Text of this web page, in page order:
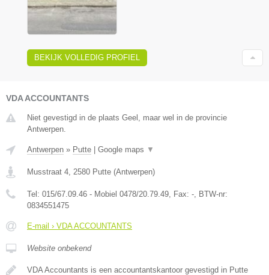
BEKIJK VOLLEDIG PROFIEL
VDA ACCOUNTANTS
Niet gevestigd in de plaats Geel, maar wel in de provincie
Antwerpen.
Antwerpen » Putte | Google maps ▼
Musstraat 4 2580 Putte (Antwerpen)
Tel: 015/67.09.46 - Mobiel 0478/20.79.49 , Fax: - , BTW-nr:
0834551475
E-mail › VDA ACCOUNTANTS
Website onbekend
VDA Accountants is een accountantskantoor gevestigd in Putte